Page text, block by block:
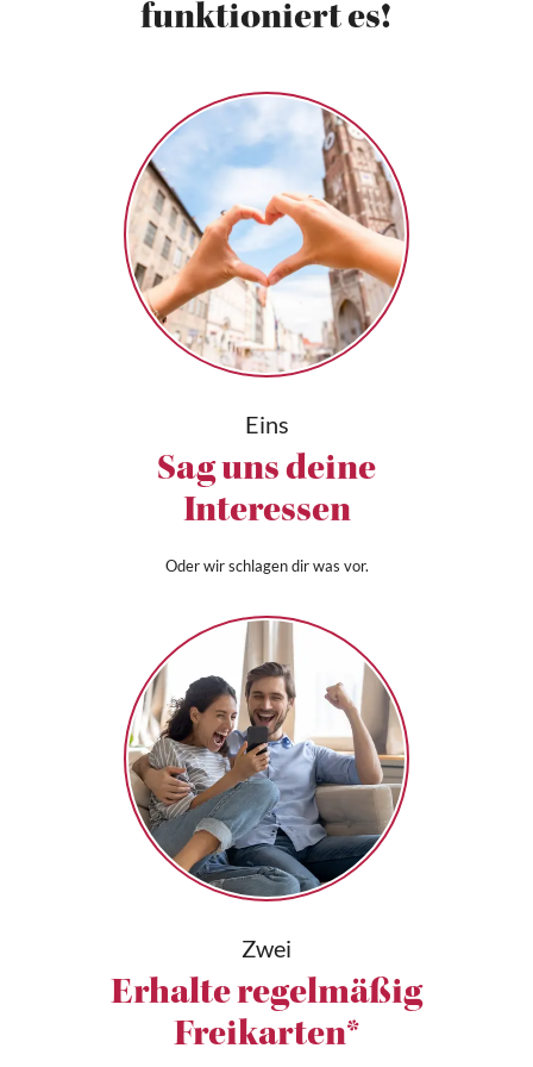
funktioniert es!
Eins
Sag uns deine
Interessen
Oder wir schlagen dir was vor.
Zwei
Erhalte regelmäßig
Freikarten*